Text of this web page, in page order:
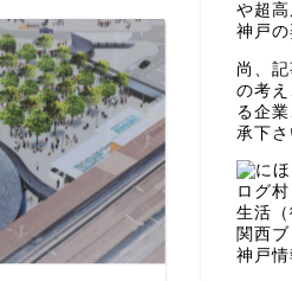
や超
神戸の
尚、
の考
る企
承下さ